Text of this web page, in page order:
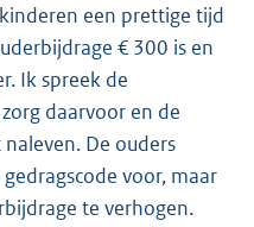
een prettige tijd
€ 300 is en
Ik spreek de
daarvoor en de
De ouders
voor, maar
te verhogen.